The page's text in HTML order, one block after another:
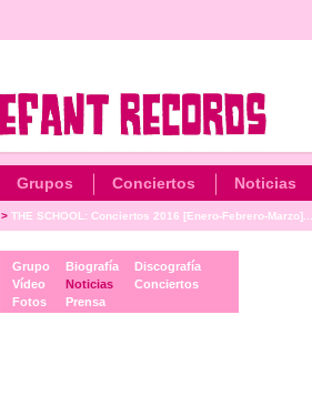
Grupos Conciertos Noticias
>THE SCHOOL: Conciertos 2016 [Enero-Febrero-
Grupo
Vídeo
Fotos
Biografía
Noticias
Prensa
Discografía
Conciertos